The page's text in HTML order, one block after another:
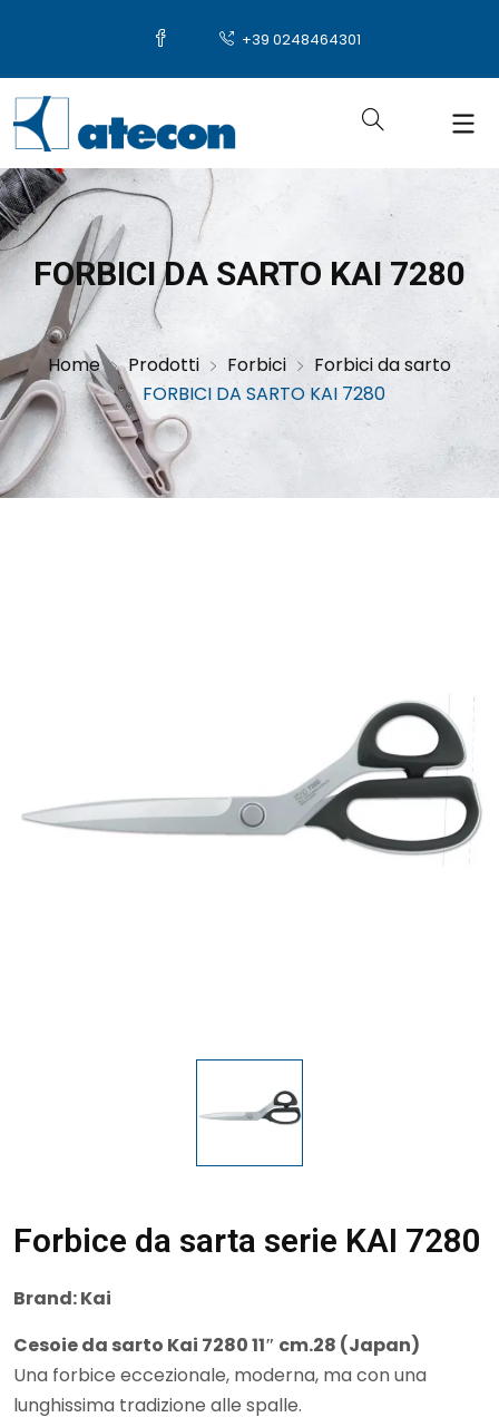
+39 0248464301
FORBICI DA SARTO KAI 7280
Home Prodotti Forbici
Forbici da sarto
FORBICI DA SARTO KAI 7280
Forbice da sarta serie KAI 7280
Brand:Kai
Cesoie da sarto Kai 7280 11″ cm.28 (Japan)
Una forbice eccezionale, moderna, ma con una
lunghissima tradizione alle spalle.